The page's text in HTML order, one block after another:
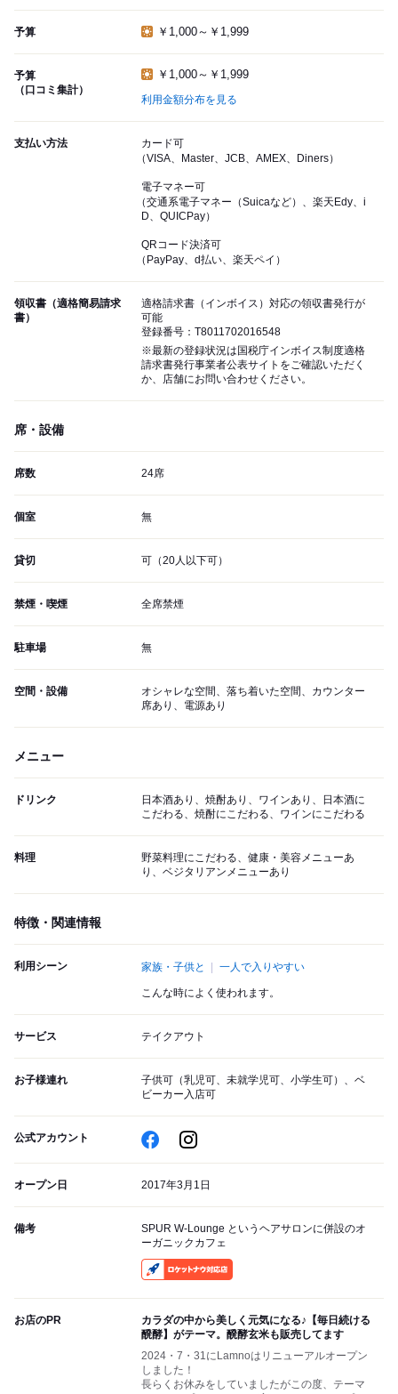
予算 ￥1,000～￥1,999
予算
（口コミ集計）
￥1,000～￥1,999
利用金額分布を見る
支払い方法
カード可
（VISA、Master、JCB、AMEX、Diners）
電子マネー可
（交通系電子マネー（Suicaなど）、楽天Edy、i
D、QUICPay）
QRコード決済可
（PayPay、d払い、楽天ペイ）
領収書（適格簡易請求
書）
適格請求書（インボイス）対応の領収書発行が
可能
登録番号：T8011702016548
※最新の登録状況は国税庁インボイス制度適格
請求書発行事業者公表サイトをご確認いただく
か、店舗にお問い合わせください。
席・設備
席数 24席
個室 無
貸切 可（20人以下可）
禁煙・喫煙 全席禁煙
駐車場 無
空間・設備
オシャレな空間、落ち着いた空間、カウンター
席あり、電源あり
メニュー
ドリンク
日本酒あり、焼酎あり、ワインあり、日本酒に
こだわる、焼酎にこだわる、ワインにこだわる
料理
野菜料理にこだわる、健康・美容メニューあ
り、ベジタリアンメニューあり
特徴・関連情報
利用シーン 家族・子供と 一人で入りやすい
こんな時によく使われます。
サービス テイクアウト
お子様連れ
子供可（乳児可、未就学児可、小学生可）、ベ
ビーカー入店可
公式アカウント
オープン日 2017年3月1日
備考
SPUR W-Lounge というヘアサロンに併設のオ
ーガニックカフェ
お店のPR
カラダの中から美しく元気になる♪【毎日続ける
醗酵】がテーマ。醗酵玄米も販売してます
2024・7・31にLamnoはリニューアルオープン
しました！
長らくお休みをしていましたがこの度、テーマ